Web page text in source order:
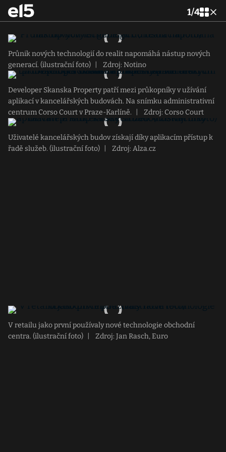
1/4
Průnik nových technologií do realit napomáhá nástup nových
generací. (ilustrační foto)
Zdroj: Notino
Developer Skanska Property patří mezi průkopníky v užívání
aplikací v kancelářských budovách. Na snímku administrativní
centrum Corso Court v Praze-Karlíně.
Zdroj: Corso Court
Uživatelé kancelářských budov získají díky aplikacím přístup k
řadě služeb. (ilustrační foto)
Zdroj: Alza.cz
V retailu jako první používaly nové technologie obchodní
centra. (ilustrační foto)
Zdroj: Jan Rasch, Euro